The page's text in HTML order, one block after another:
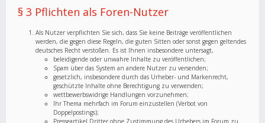
§ 3 Pflichten als Foren-Nutzer
Als Nutzer verpflichten Sie sich, dass Sie keine Beiträge veröffentlichen
werden, die gegen diese Regeln, die guten Sitten oder sonst gegen geltendes
deutsches Recht verstoßen. Es ist Ihnen insbesondere untersagt,
beleidigende oder unwahre Inhalte zu veröffentlichen;
Spam über das System an andere Nutzer zu versenden;
gesetzlich, insbesondere durch das Urheber- und Markenrecht,
geschützte Inhalte ohne Berechtigung zu verwenden;
wettbewerbswidrige Handlungen vorzunehmen;
Ihr Thema mehrfach im Forum einzustellen (Verbot von
Doppelpostings);
Presseartikel Dritter ohne Zustimmung des Urhebers im Forum zu